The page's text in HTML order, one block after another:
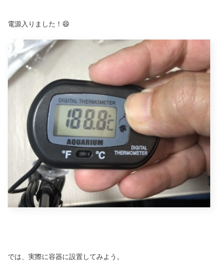
電源入りました！😄
では、実際に容器に設置してみよう。